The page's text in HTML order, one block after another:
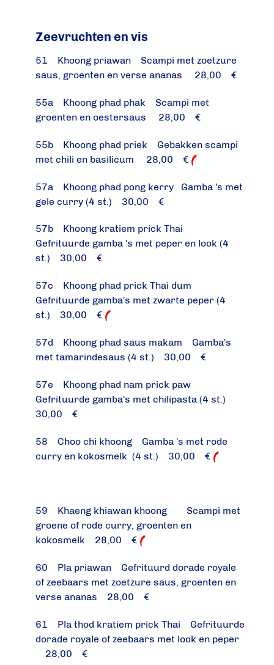
Zeevruchten en vis
51 Khoong priawan Scampi met zoetzure
saus, groenten en verse ananas 28,00 €
55a Khoong phad phak Scampi met
groenten en oestersaus 28,00 €
55b Khoong phad priek Gebakken scampi
met chili en basilicum 28,00 €
57a Khoong phad pong kerry Gamba 's met
gele curry (4 st.) 30,00 €
57b Khoong kratiem prick Thai
Gefrituurde gamba 's met peper en look (4
st.) 30,00 €
57c Khoong phad prick Thai dum
Gefrituurde gamba's met zwarte peper (4
st.) 30,00 €
57d Khoong phad saus makam Gamba's
met tamarindesaus (4 st.) 30,00 €
57e Khoong phad nam prick paw
Gefrituurde gamba's met chilipasta (4 st.)
30,00 €
58 Choo chi khoong Gamba 's met rode
curry en kokosmelk (4 st.) 30,00 €
59 Khaeng khiawan khoong Scampi met
groene of rode curry, groenten en
kokosmelk 28,00 €
60 Pla priawan Gefrituurd dorade royale
of zeebaars met zoetzure saus, groenten en
verse ananas 28,00 €
61 Pla thod kratiem prick Thai Gefrituurde
dorade royale of zeebaars met look en peper
28,00 €